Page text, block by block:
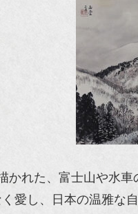
かれた、富士山や水車
愛し、日本の温雅な